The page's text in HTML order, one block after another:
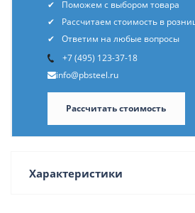
Поможем с выбором товара
Рассчитаем стоимость в
Ответим на любые вопросы
+7 (495) 123-37-18
info@pbsteel.ru
Рассчитать стоимость
Характеристики